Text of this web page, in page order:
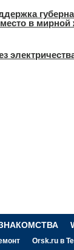
в мирной
Orsk.ru в